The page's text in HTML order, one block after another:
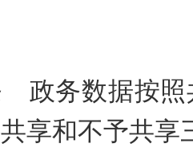
政务数据按照
享和不予共享